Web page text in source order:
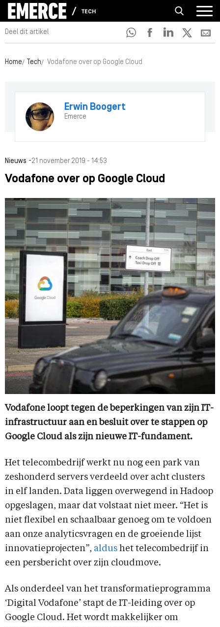
TECH
Deel dit artikel
Home Tech Vodafone over op Google Cloud
Erwin Boogert
Emerce
Nieuws -21 november 2019 - 14:53
Vodafone over op Google Cloud
Vodafone loopt tegen de beperkingen van zijn IT-
infrastructuur aan en besluit over te stappen op
Google Cloud als zijn nieuwe IT-fundament.
Het telecombedrijf werkt nu nog een park van
zeshonderd servers verdeeld over acht clusters
in elf landen. Data liggen overwegend in Hadoop
opgeslagen, maar dat volstaat niet meer. “Het is
niet flexibel en schaalbaar genoeg om te voldoen
aan onze analyticsvragen en de groeiende lijst
innovatieprojecten”, aldus het telecombedrijf in
een persbericht over zijn cloudmove.
Als onderdeel van het transformatieprogramma
‘Digital Vodafone’ stapt de IT-leiding over op
Google Cloud. Het wordt makkelijker om